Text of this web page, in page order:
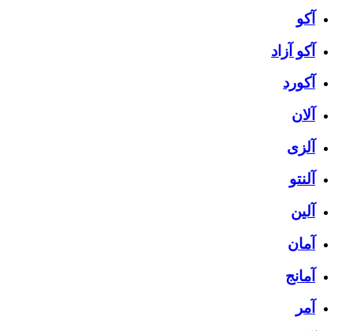
آکو
آکو آزاد
آکورد
آلان
آلزی
آلنتو
آلین
آمان
آمانج
آمر